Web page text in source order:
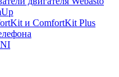
и ComfortKit Plus